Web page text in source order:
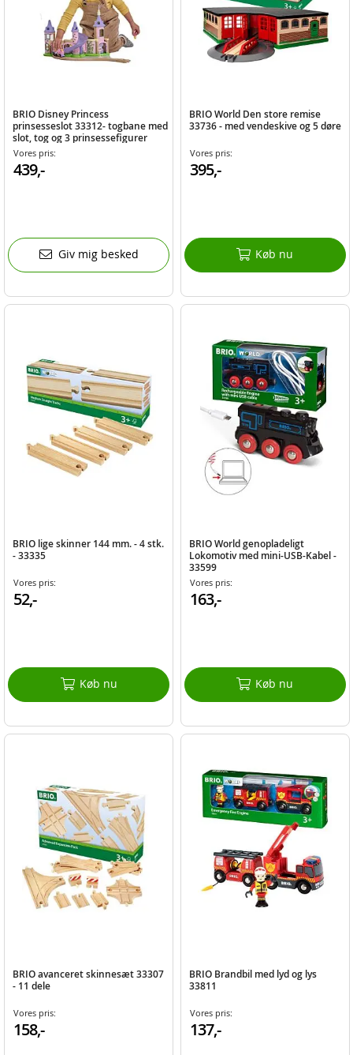
BRIO Disney Princess
prinsesseslot 33312- togbane med
slot, tog og 3 prinsessefigurer
Vores pris:
439,-
Giv mig besked
BRIO World Den store remise
33736 - med vendeskive og 5 døre
Vores pris:
395,-
Køb nu
BRIO lige skinner 144 mm. - 4 stk.
- 33335
Vores pris:
52,-
Køb nu
BRIO World genopladeligt
Lokomotiv med mini-USB-Kabel -
33599
Vores pris:
163,-
Køb nu
BRIO avanceret skinnesæt 33307
- 11 dele
Vores pris:
158,-
BRIO Brandbil med lyd og lys
33811
Vores pris:
137,-